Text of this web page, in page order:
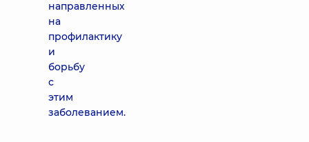
направленных
на
профилактику
и
борьбу
с
этим
заболеванием.